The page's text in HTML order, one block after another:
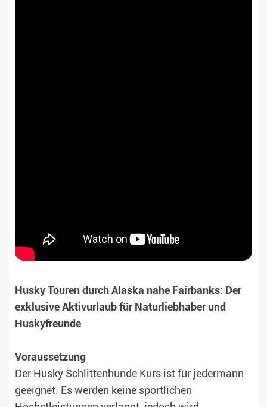
Husky Touren durch Alaska nahe Fairbanks: Der
exklusive Aktivurlaub für Naturliebhaber und
Huskyfreunde
Voraussetzung
Der Husky Schlittenhunde Kurs ist für jedermann
geeignet. Es werden keine sportlichen